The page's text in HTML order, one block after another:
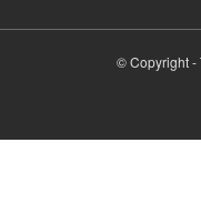
© Copyright -